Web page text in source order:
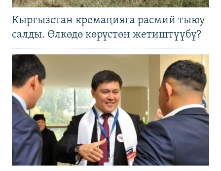
Кыргызстан кремацияга расмий тыюу
салды. Өлкөдө көрүстөн жетиштүүбү?